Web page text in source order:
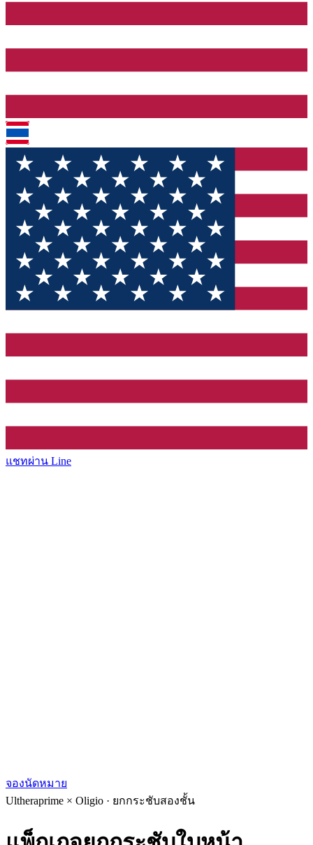
แชทผ่าน Line
จองนัดหมาย
Ultheraprime × Oligio · ยกกระชับสองชั้น